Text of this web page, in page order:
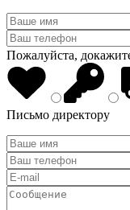
Пожалуйста,
Письмо директору